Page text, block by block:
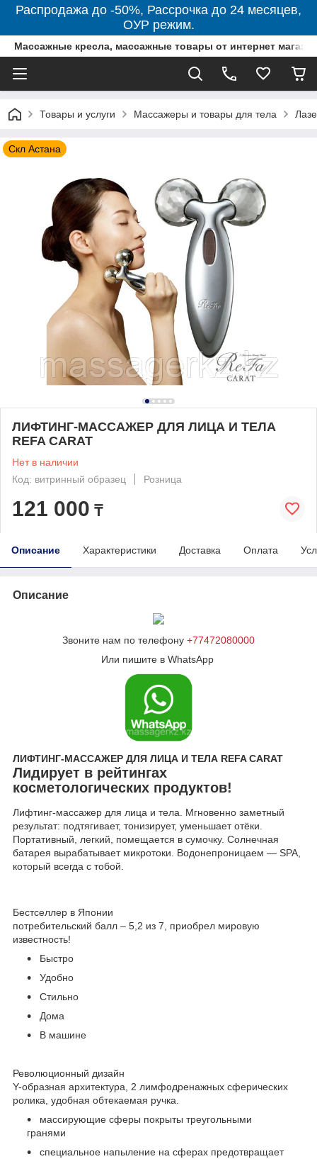
Распродажа до -50%, Рассрочка до 24 месяцев,
ОУР режим.
Массажные кресла, массажные товары от интернет
Товары и услуги Массажеры и товары для тела
Скл Астана
ЛИФТИНГ-МАССАЖЕР ДЛЯ ЛИЦА И ТЕЛА
REFA CARAT
Нет в наличии
Код: витринный образец
Розница
121 000 ₸
Описание Характеристики Доставка Оплата
Описание
Звоните нам по телефону +77472080000
Или пишите в WhatsApp
ЛИФТИНГ-МАССАЖЕР ДЛЯ ЛИЦА И ТЕЛА REFA CARAT
Лидирует в рейтингах
косметологических продуктов!
Лифтинг-массажер для лица и тела. Мгновенно заметный
результат: подтягивает, тонизирует, уменьшает отёки.
Портативный, легкий, помещается в сумочку. Солнечная
батарея вырабатывает микротоки. Водонепроницаем ― SPA,
который всегда с тобой.
Бестселлер в Японии
потребительский балл – 5,2 из 7, приобрел мировую
известность!
Быстро
Удобно
Стильно
Дома
В машине
Революционный дизайн
Y-образная архитектура, 2 лимфодренажных сферических
ролика, удобная обтекаемая ручка.
массирующие сферы покрыты треугольными
гранями
специальное напыление на сферах предотвращает